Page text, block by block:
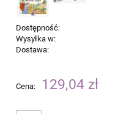
Dostępność:
Wysyłka w:
Dostawa:
Cena nie zawiera
Cena: 129,04 zł